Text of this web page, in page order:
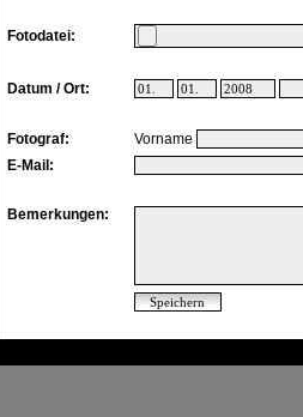
Fotodatei:
Datum / Ort:
Fotograf:
Vorname
E-Mail:
Bemerkungen: